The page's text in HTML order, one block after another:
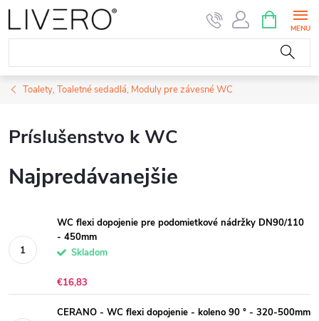
Prejsť
na
obsah
KOŠÍK
Toalety, Toaletné sedadlá, Moduly pre závesné WC
Príslušenstvo k WC
Najpredávanejšie
WC flexi dopojenie pre podomietkové nádržky DN90/110
- 450mm
Skladom
€16,83
CERANO - WC flexi dopojenie - koleno 90 ° - 320-500mm